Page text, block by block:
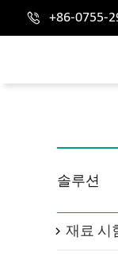
 +86-0755-
솔루션
 재료 시